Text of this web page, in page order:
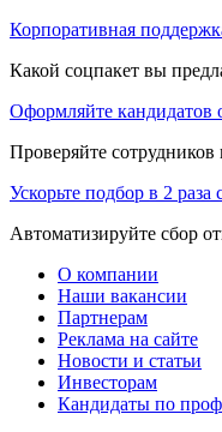
Корпоративная
Какой соцпакет вы
Оформляйте кандидатов
Проверяйте
Ускорьте подбор в 2 раза
Автоматизируйте сбор
О компании
Наши вакансии
Партнерам
Реклама на сайте
Новости и статьи
Инвесторам
Кандидаты по